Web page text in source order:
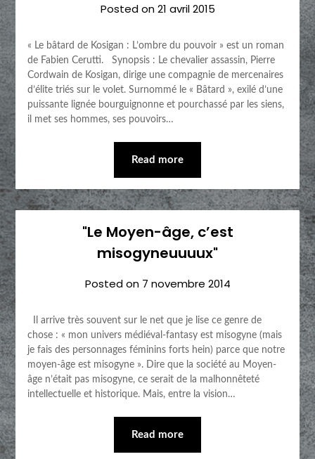
Posted on21 avril 2015
« Le bâtard de Kosigan : L’ombre du pouvoir » est un roman
de Fabien Cerutti. Synopsis : Le chevalier assassin, Pierre
Cordwain de Kosigan, dirige une compagnie de mercenaires
d’élite triés sur le volet. Surnommé le « Bâtard », exilé d’une
puissante lignée bourguignonne et pourchassé par les siens,
il met ses hommes, ses pouvoirs…
Read more
"Le Moyen-âge, c’est
misogyneuuuux"
Posted on 7 novembre 2014
Il arrive très souvent sur le net que je lise ce genre de
chose : « mon univers médiéval-fantasy est misogyne (mais
je fais des personnages féminins forts hein) parce que notre
moyen-âge est misogyne ». Dire que la société au Moyen-
âge n’était pas misogyne, ce serait de la malhonnêteté
intellectuelle et historique. Mais, entre la vision…
Read more